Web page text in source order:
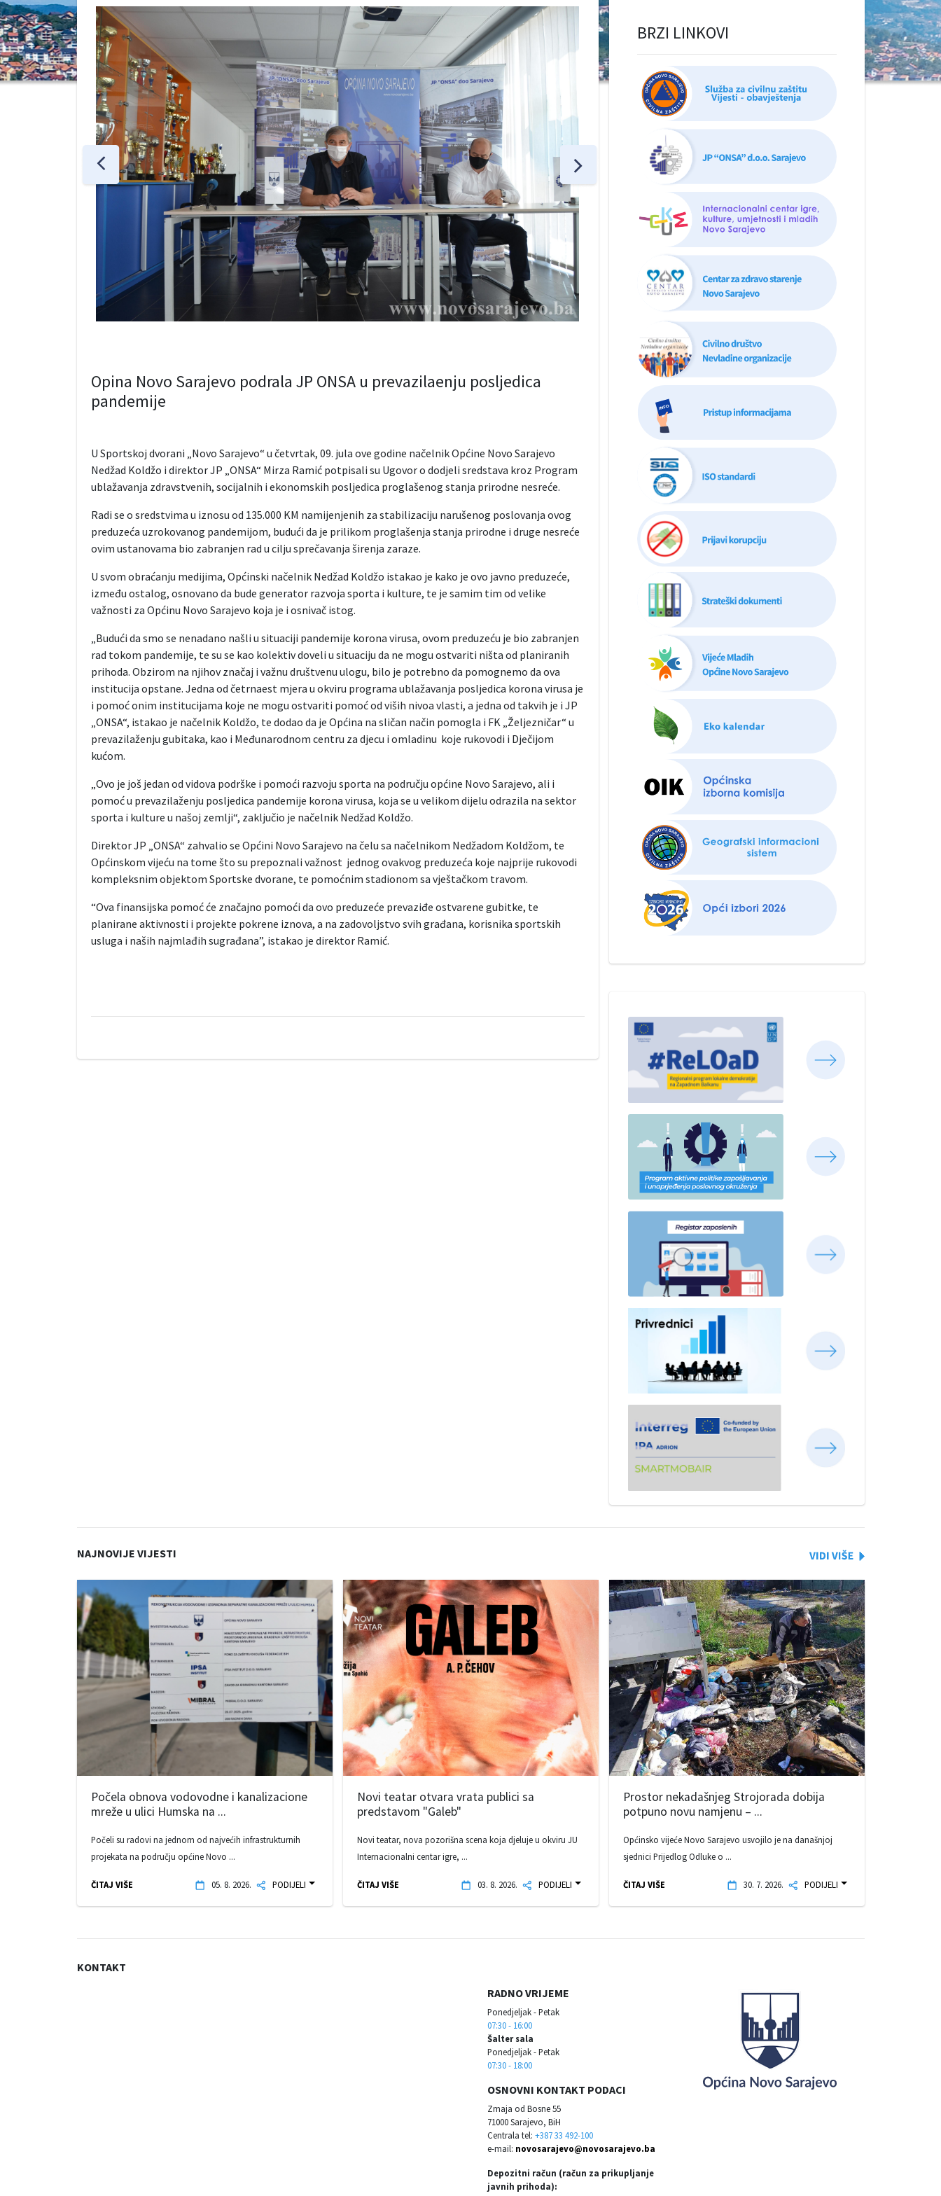
Opina Novo Sarajevo podrala JP ONSA u prevazilaenju posljedica
pandemije
U Sportskoj dvorani „Novo Sarajevo“ u četvrtak, 09. jula ove godine načelnik Općine Novo Sarajevo
Nedžad Koldžo i direktor JP „ONSA“ Mirza Ramić potpisali su Ugovor o dodjeli sredstava kroz Program
ublažavanja zdravstvenih, socijalnih i ekonomskih posljedica proglašenog stanja prirodne nesreće.
Radi se o sredstvima u iznosu od 135.000 KM namijenjenih za stabilizaciju narušenog poslovanja ovog
preduzeća uzrokovanog pandemijom, budući da je prilikom proglašenja stanja prirodne i druge nesreće
ovim ustanovama bio zabranjen rad u cilju sprečavanja širenja zaraze.
U svom obraćanju medijima, Općinski načelnik Nedžad Koldžo istakao je kako je ovo javno preduzeće,
između ostalog, osnovano da bude generator razvoja sporta i kulture, te je samim tim od velike
važnosti za Općinu Novo Sarajevo koja je i osnivač istog.
„Budući da smo se nenadano našli u situaciji pandemije korona virusa, ovom preduzeću je bio zabranjen
rad tokom pandemije, te su se kao kolektiv doveli u situaciju da ne mogu ostvariti ništa od planiranih
prihoda. Obzirom na njihov značaj i važnu društvenu ulogu, bilo je potrebno da pomognemo da ova
institucija opstane. Jedna od četrnaest mjera u okviru programa ublažavanja posljedica korona virusa je
i pomoć onim institucijama koje ne mogu ostvariti pomoć od viših nivoa vlasti, a jedna od takvih je i JP
„ONSA“, istakao je načelnik Koldžo, te dodao da je Općina na sličan način pomogla i FK „Željezničar“ u
prevazilaženju gubitaka, kao i Međunarodnom centru za djecu i omladinu koje rukovodi i Dječijom
kućom.
„Ovo je još jedan od vidova podrške i pomoći razvoju sporta na području općine Novo Sarajevo, ali i
pomoć u prevazilaženju posljedica pandemije korona virusa, koja se u velikom dijelu odrazila na sektor
sporta i kulture u našoj zemlji“, zaključio je načelnik Nedžad Koldžo.
Direktor JP „ONSA“ zahvalio se Općini Novo Sarajevo na čelu sa načelnikom Nedžadom Koldžom, te
Općinskom vijeću na tome što su prepoznali važnost jednog ovakvog preduzeća koje najprije rukovodi
kompleksnim objektom Sportske dvorane, te pomoćnim stadionom sa vještačkom travom.
“Ova finansijska pomoć će značajno pomoći da ovo preduzeće prevaziđe ostvarene gubitke, te
planirane aktivnosti i projekte pokrene iznova, a na zadovoljstvo svih građana, korisnika sportskih
usluga i naših najmlađih sugrađana”, istakao je direktor Ramić.
BRZI LINKOVI
NAJNOVIJE VIJESTI
Počela obnova vodovodne i kanalizacione
mreže u ulici Humska na ...
Počeli su radovi na jednom od najvećih infrastrukturnih
projekata na području općine Novo ...
ČITAJ VIŠE 05. 8. 2026. PODIJELI
Novi teatar otvara vrata publici sa
predstavom "Galeb"
Novi teatar, nova pozorišna scena koja djeluje u okviru JU
Internacionalni centar igre, ...
ČITAJ VIŠE 03. 8. 2026. PODIJELI
Prostor nekadašnjeg Strojorada dobija
potpuno novu namjenu – ...
Općinsko vijeće Novo Sarajevo usvojilo je na današnjoj
sjednici Prijedlog Odluke o ...
ČITAJ VIŠE 30. 7. 2026. PODIJELI
KONTAKT
RADNO VRIJEME
Ponedjeljak - Petak
07:30 - 16:00
Šalter sala
Ponedjeljak - Petak
07:30 - 18:00
OSNOVNI KONTAKT PODACI
Zmaja od Bosne 55
71000 Sarajevo, BiH
Centrala tel: +387 33 492-100
e-mail: novosarajevo@novosarajevo.ba
Depozitni račun (račun za prikupljanje
javnih prihoda):